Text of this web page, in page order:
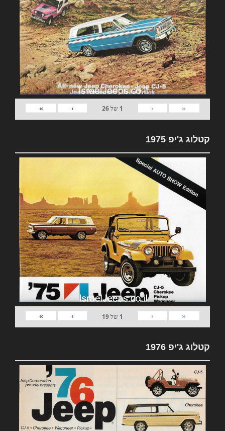
«
‹
1 של26
›
»
קטלוג ג'יפ 1975
«
‹
1 של19
›
»
קטלוג ג'יפ 1976